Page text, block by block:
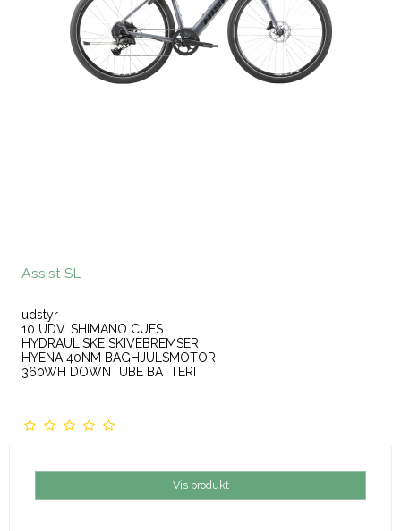
Assist SL
udstyr
10 UDV. SHIMANO CUES
HYDRAULISKE SKIVEBREMSER
HYENA 40NM BAGHJULSMOTOR
360WH DOWNTUBE BATTERI
Vis produkt